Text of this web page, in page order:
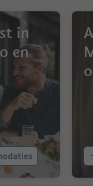
in
en